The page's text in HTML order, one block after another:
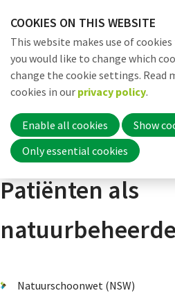
links
Jump
to
navigation
to
main
content
Dossiers Verdienmodellen
Patiënten als
Natuurschoonwet (NSW)
COOKIES ON THIS WEBSITE
This website makes use of
you would like to change which
change the cookie settings. Read
cookies in our privacy policy.
Enable all cookies
Show
Only essential cookies